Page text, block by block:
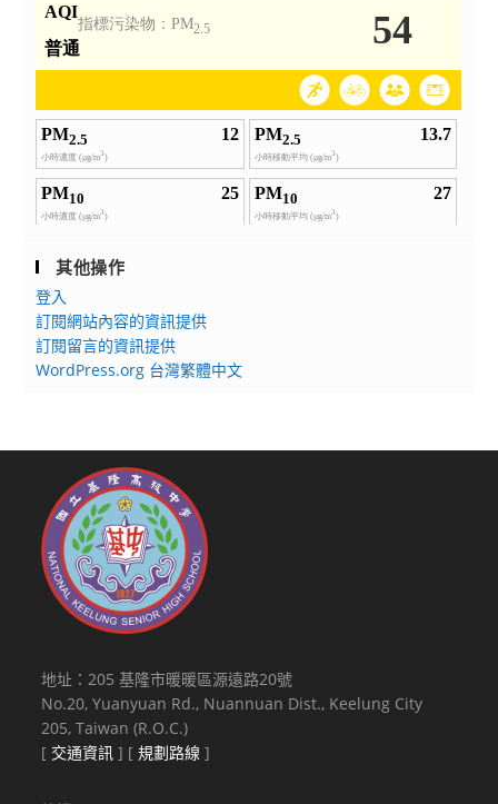
其他操作
登入
訂閱網站內容的資訊提供
訂閱留言的資訊提供
WordPress.org 台灣繁體中文
地址：205 基隆市暖暖區源遠路20號
No.20, Yuanyuan Rd., Nuannuan Dist., Keelung City
205, Taiwan (R.O.C.)
[ 交通資訊 ] [規劃路線 ]